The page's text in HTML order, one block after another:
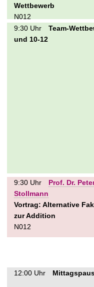
Wettbewerb
N012
9:30 Uhr
Team-
und 10-12
9:30 Uhr
Prof. Dr.
Stollmann
Vortrag: Alternative
zur Addition
N012
12:00 Uhr